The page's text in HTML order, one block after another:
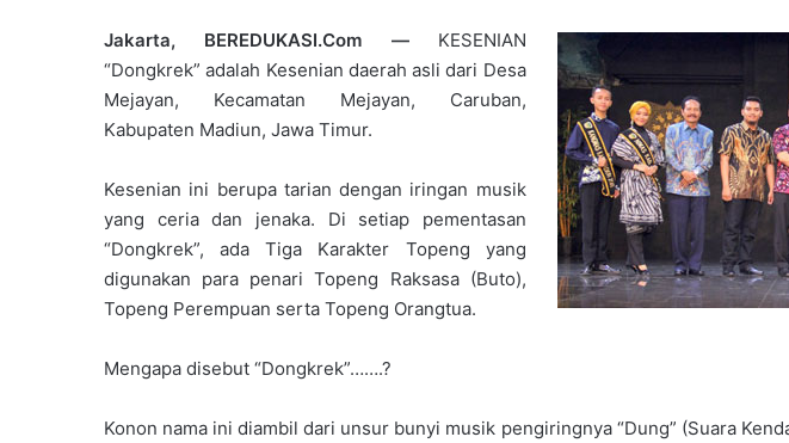
Jakarta, BEREDUKASI.Com —KESENIAN
“Dongkrek” adalah Kesenian daerah asli dari Desa
Mejayan, Kecamatan Mejayan, Caruban,
Kabupaten Madiun, Jawa Timur.
Kesenian ini berupa tarian dengan iringan musik
yang ceria dan jenaka. Di setiap pementasan
“Dongkrek”, ada Tiga Karakter Topeng yang
digunakan para penari Topeng Raksasa (Buto),
Topeng Perempuan serta Topeng Orangtua.
Mengapa disebut “Dongkrek”…….?
Konon nama ini diambil dari unsur bunyi musik pengiringnya “Dung” (Suara